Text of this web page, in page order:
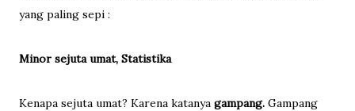
yang paling sepi :
Minor sejuta umat, Statistika
Kenapa sejuta umat? Karena katanya gampang. Gampang